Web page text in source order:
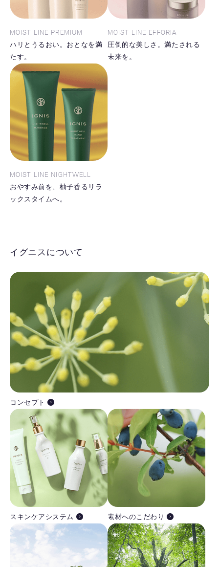
MOIST LINE PREMIUM
ハリとうるおい。おとなを満
たす。
MOIST LINE EFFORIA
圧倒的な美しさ。満たされる
未来を。
MOIST LINE NIGHTWELL
おやすみ前を、柚子香るリラ
ックスタイムへ。
イグニスについて
コンセプト
スキンケアシステム 素材へのこだわり